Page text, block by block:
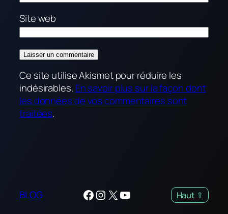
Site web
Ce site utilise Akismet pour réduire les
indésirables. En savoir plus sur la façon dont
les données de vos commentaires sont
traitées.
BLOG Facebook
Instagram
X YouTube Haut ⇧